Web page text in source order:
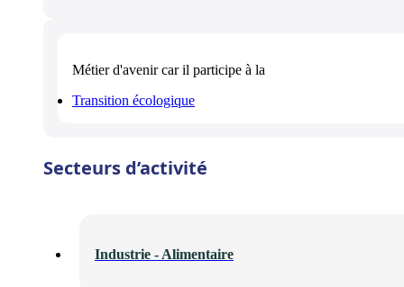
Métier d'avenircar il participe à la
Transition écologique
Secteurs d’activité
Industrie - Alimentaire